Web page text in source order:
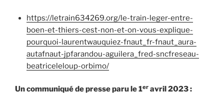
https://letrain634269.org/le-train-leger-entre-
boen-et-thiers-cest-non-et-on-vous-explique-
pourquoi-laurentwauquiez-fnaut_fr-fnaut_aura-
autafnaut-jpfarandou-aguilera_fred-sncfreseau-
beatriceleloup-orbimo/
Un communiqué de presse paru le 1er avril 2023 :